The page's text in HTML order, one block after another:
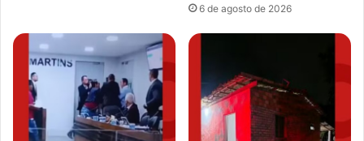
6 de agosto de 2026